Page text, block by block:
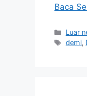
Baca
Luar
Tag
demi,